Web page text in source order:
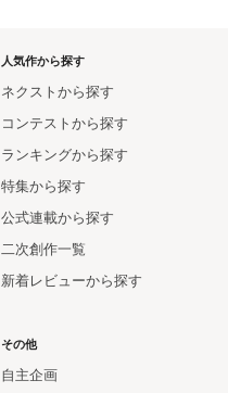
人気作から探す
ネクストから探す
コンテストから探す
ランキングから探す
特集から探す
公式連載から探す
二次創作一覧
新着レビューから探す
その他
自主企画